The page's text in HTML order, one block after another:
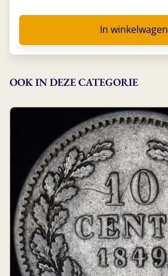
In winkelwagen
OOK IN DEZE CATEGORIE